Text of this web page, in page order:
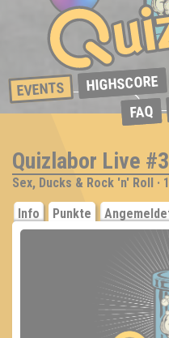
EVENTS HIGHSCORE
FAQ
Quizlabor Live
Sex, Ducks & Rock 'n' Roll ·
Info
Punkte